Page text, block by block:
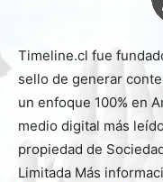
Timeline.cl fue
sello de generar
un enfoque 100% en
medio digital más
propiedad de
Limitada Más